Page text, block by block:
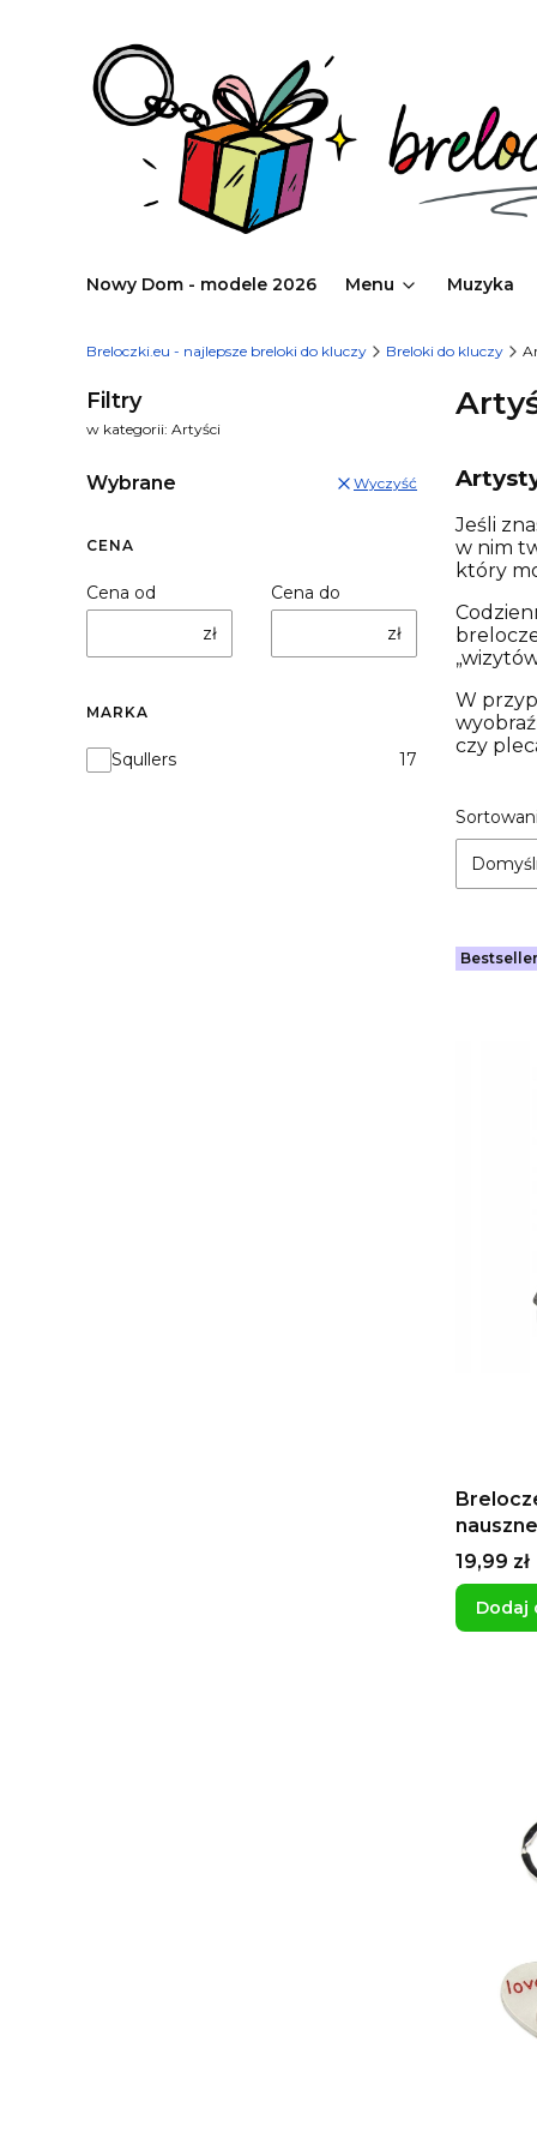
Nowy Dom - modele 2026 Menu Muzyka
Breloczki.eu - najlepsze breloki do kluczy Breloki do kluczy
Filtry
w kategorii: Artyści
Wybrane Wyczyść
CENA
Cena od
zł
Cena do
zł
MARKA
Marka
Squllers 17
Jeśli
w nim
który
W
czy
Lista
Bestseller
muzyka
Cena
19,99 zł
Dodaj